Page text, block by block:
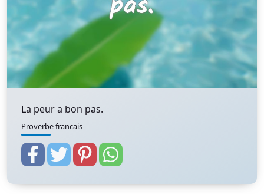
La peur a bon pas.
Proverbe francais